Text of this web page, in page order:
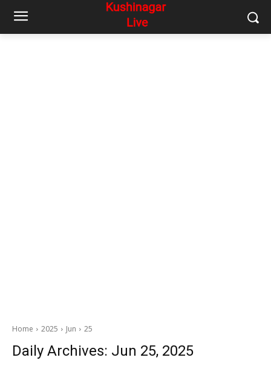
Home 2025 Jun 25
Daily Archives: Jun 25, 2025